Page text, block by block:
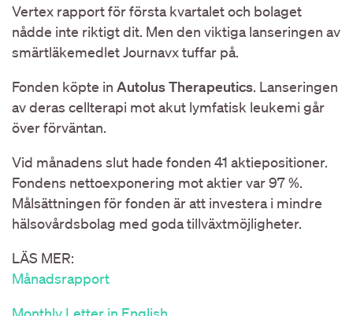
Vertex rapport för första kvartalet och bolaget
nådde inte riktigt dit. Men den viktiga lanseringen av
smärtläkemedlet Journavx tuffar på.
Fonden köpte in Autolus Therapeutics. Lanseringen
av deras cellterapi mot akut lymfatisk leukemi går
över förväntan.
Vid månadens slut hade fonden 41 aktiepositioner.
Fondens nettoexponering mot aktier var 97 %.
Målsättningen för fonden är att investera i mindre
hälsovårdsbolag med goda tillväxtmöjligheter.
LÄS MER:
Månadsrapport